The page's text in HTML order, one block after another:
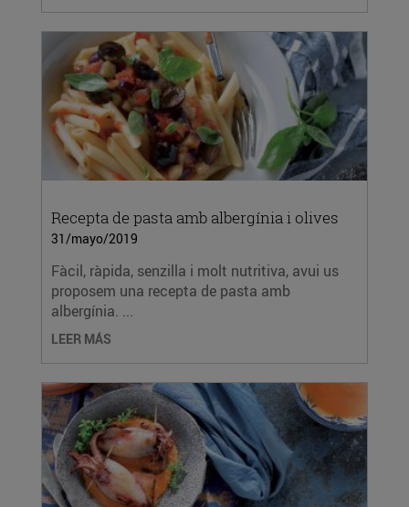
Recepta de pasta amb albergínia i olives
31/mayo/2019
Fàcil, ràpida, senzilla i molt nutritiva, avui us
proposem una recepta de pasta amb
albergínia. ...
LEER MÁS